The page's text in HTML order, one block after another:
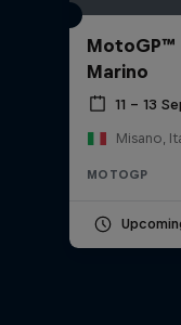
MotoGP™
Marino
11 – 13
Misano,
MOTOGP